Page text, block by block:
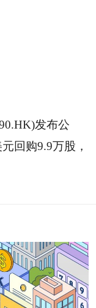
发布公
回购9.9万股，